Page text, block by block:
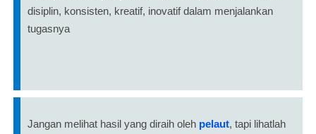
disiplin, konsisten, kreatif, inovatif dalam menjalankan
tugasnya
Jangan melihat hasil yang diraih oleh pelaut, tapi lihatlah